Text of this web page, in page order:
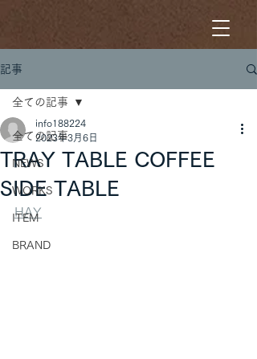
記事
全ての記事
NEWS
WORKS
ITEM
BRAND
全ての記事
TRAY TABLE COFFEE
SIDE TABLE
info188224
2023年3月6日
HAY